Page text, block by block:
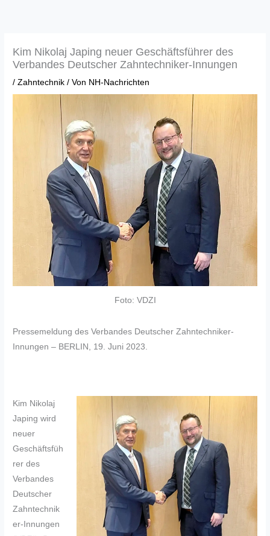
Kim Nikolaj Japing neuer Geschäftsführer des
Verbandes Deutscher Zahntechniker-Innungen
/Zahntechnik / Von NH-Nachrichten
Foto: VDZI
Pressemeldung des Verbandes Deutscher Zahntechniker-
Innungen – BERLIN, 19. Juni 2023.
Kim Nikolaj
Japing wird
neuer
Geschäftsfüh
rer des
Verbandes
Deutscher
Zahntechnik
er-Innungen